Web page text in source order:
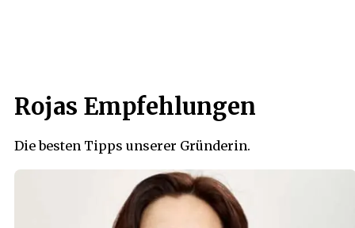
Rojas Empfehlungen
Die besten Tipps unserer Gründerin.